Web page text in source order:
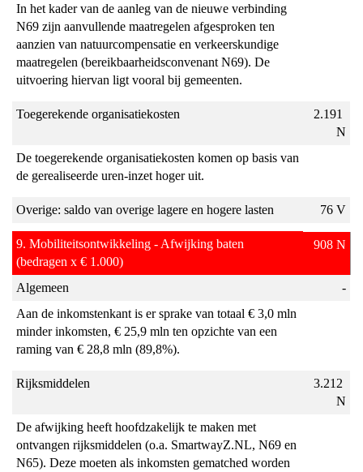
In het kader van de aanleg van de nieuwe verbinding
N69 zijn aanvullende maatregelen afgesproken ten
aanzien van natuurcompensatie en verkeerskundige
maatregelen (bereikbaarheidsconvenant N69). De
uitvoering hiervan ligt vooral bij gemeenten.
Toegerekende organisatiekosten
2.191
N
De toegerekende organisatiekosten komen op basis van
de gerealiseerde uren-inzet hoger uit.
Overige: saldo van overige lagere en hogere lasten 76 V
9. Mobiliteitsontwikkeling - Afwijking baten
(bedragen x € 1.000)
908 N
Algemeen
-
Aan de inkomstenkant is er sprake van totaal € 3,0 mln
minder inkomsten, € 25,9 mln ten opzichte van een
raming van € 28,8 mln (89,8%).
Rijksmiddelen
3.212
N
De afwijking heeft hoofdzakelijk te maken met
ontvangen rijksmiddelen (o.a. SmartwayZ.NL, N69 en
N65). Deze moeten als inkomsten gematched worden